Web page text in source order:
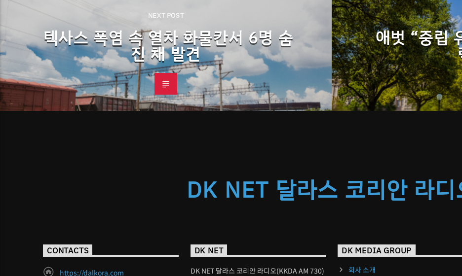
NEXT POST
텍사스 폭염 속 열차 화물칸서 6명 숨
진 채 발견
애벗 “중립
DK NET 달라스 코리안 라디
CONTACTS
https://dalkora.com
DK NET
DK NET 달라스 코리안 라디오(KKDA AM 730)
DK MEDIA GROUP
회사 소개